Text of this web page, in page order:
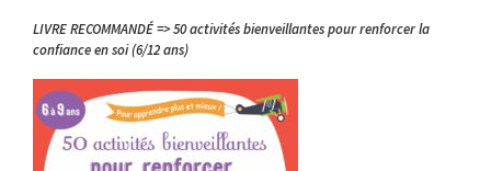
LIVRE RECOMMANDÉ => 50 activités bienveillantes pour renforcer la
confiance en soi (6/12 ans)